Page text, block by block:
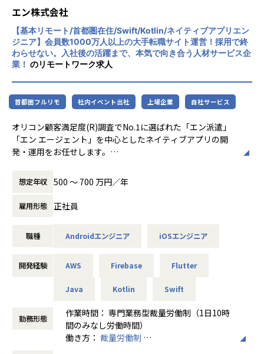
■特徴
エンジニアが企画から開発まで一貫して携われることです。
会社自体は大規模ですが、一部門としてはスタートアップの
ような運営形態を取り入れています。
「COMPANY」に蓄積された膨大かつ豊富な種類のデータを
案件によってはチームで対応することもあるため、チーム内
での技術の情報共有も積極的に行っております。
また、デイリーでミーティングを行いチーム間でサポートで
チームの雰囲気は、なんでも話し会えるアットホームなのが
今後チームの規模も拡げていく予定なので、チームの成長と
■評価
入れています。
仕事のプロセスや振る舞いを相互指名で評価します。
る仕組みです。
【業務の変更の範囲】
ダー」が4人一組で多方面からフォローしま
す。また、定期的に面談を実施し、細やかな
サポートを行います。
・「プロフェッショナルだと評価される人材
を育成すること」を大切にし、お持ちの経験
だけではなく本人の志向性や人柄を考慮して
配属先の決定をしています。
■特徴
業界の老舗企業として多彩な分野へ技術力を
融合実験炉）への参画等、現在も技術支援の
幅を広げています。また大手人材サービス会
社のグループ企業として、安定した経営基盤
エン株式会社
【基本リモート/首都圏在住/Swift/Kotlin/ネイティブアプリエン
ジニア】会員数1000万人以上の大手転職サイト運営！採用で終
わらせない。入社後の活躍まで、本気で向き合う人材サービス企
業！ のリモートワーク求人
首都圏フルリモ 社内イベント出社 上場企業 自社サービス
オリコン顧客満足度(R)調査でNo.1に選ばれた「エン派遣」
「エン エージェント」を中心としたネイティブアプリの開
発・運用をお任せします。
「エン派遣」とは..
日本最大級の派遣専門の求人サイト
※2024年 オリコン顧客満足度(R)調査 派遣情報サイト 第１位
参考URL：https://corp.en-japan.com/services/desc_hake
ユーザー登録数1500万人を超える人材紹介サービス
ント「30代」「求人の質」部門 第１位
ent.html
想定年収 500 〜 700 万円／年
雇用形態 正社員
職種 Androidエンジニア iOSエンジニア
開発経験 AWS Firebase Flutter
Java Kotlin Swift
勤務形態
作業時間： 専門業務型裁量労働制（1日10時
間のみなし労働時間）
働き方： 裁量労働制